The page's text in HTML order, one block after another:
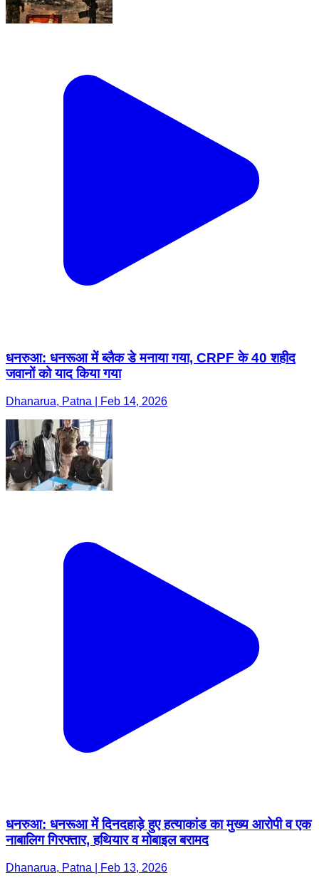
धनरुआ: धनरूआ में ब्लैक डे मनाया गया, CRPF के 40 शहीद
जवानों को याद किया गया
Dhanarua, Patna | Feb 14, 2026
धनरुआ: धनरूआ में दिनदहाड़े हुए हत्याकांड का मुख्य आरोपी व एक
नाबालिग गिरफ्तार, हथियार व मोबाइल बरामद
Dhanarua, Patna | Feb 13, 2026